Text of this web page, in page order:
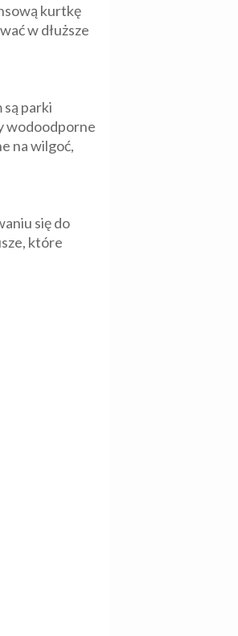
kurtkę
w dłuższe
parki
wodoodporne
na wilgoć,
się do
które